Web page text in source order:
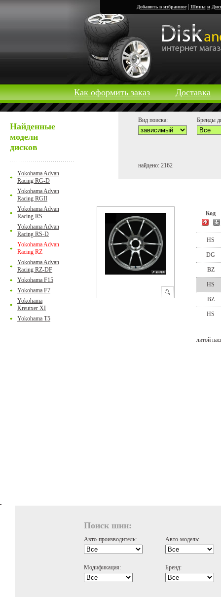
Добавить в избранное| Шины и
Как оформить заказ Доставка
Найденные
модели
дисков
Yokohama Advan
Racing RG-D
Yokohama Advan
Racing RGII
Yokohama Advan
Racing RS
Yokohama Advan
Racing RS-D
Yokohama Advan
Racing RZ
Yokohama Advan
Racing RZ-DF
Yokohama F15
Yokohama F7
Yokohama
Kreutxer XI
Yokohama T5
Вид поиска: Бренды
найдено: 2162
Код
HS
DG
BZ
HS
BZ
HS
литой
Поиск шин:
Авто-производитель: Авто-модель:
Модификация: Бренд: